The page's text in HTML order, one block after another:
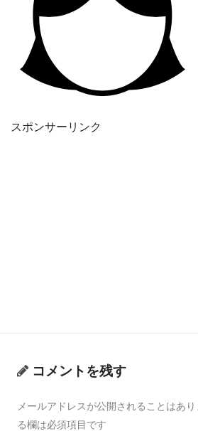
スポンサーリンク
コメントを残す
メールアドレスが公開されることはあり
る欄は必須項目です